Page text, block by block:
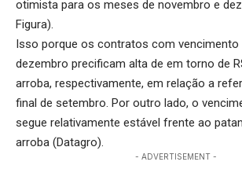
otimista para os meses de novembro e
Figura).
Isso porque os contratos com vencimento
dezembro precificam alta de em torno de
arroba, respectivamente, em relação a
final de setembro. Por outro lado, o
segue relativamente estável frente ao
arroba (Datagro).
- ADVERTISEMENT -